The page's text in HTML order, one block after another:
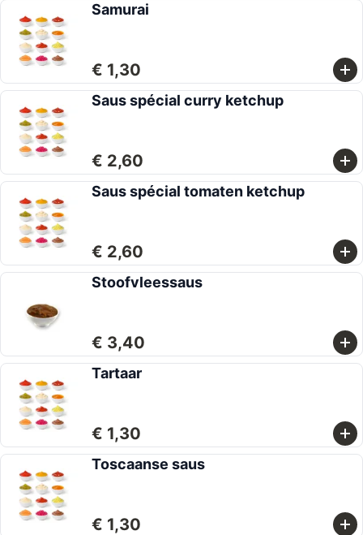
Samurai
€ 1,30
Saus spécial curry ketchup
€ 2,60
Saus spécial tomaten ketchup
€ 2,60
Stoofvleessaus
€ 3,40
Tartaar
€ 1,30
Toscaanse saus
€ 1,30